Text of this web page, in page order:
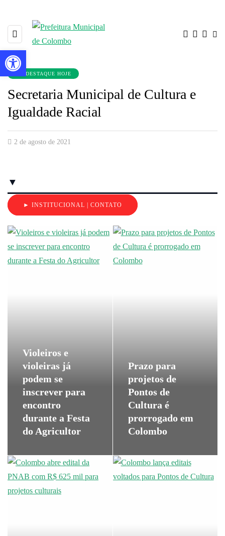
EM DESTAQUE HOJE
Secretaria Municipal de Cultura e
Igualdade Racial
2 de agosto de 2021
▼
► INSTITUCIONAL | CONTATO
Violeiros e
violeiras já
podem se
inscrever para
encontro
durante a Festa
do Agricultor
Prazo para
projetos de
Pontos de
Cultura é
prorrogado em
Colombo
Barra de Ferramentas Aberta